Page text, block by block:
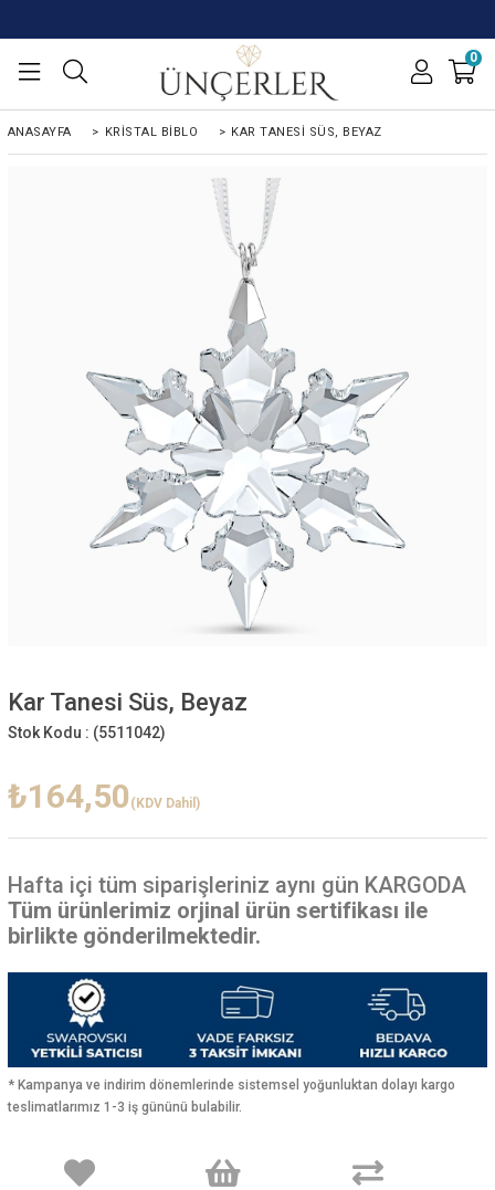
0
ANASAYFA > KRISTAL BIBLO > KAR TANESI SÜS, BEYAZ
Kar Tanesi Süs, Beyaz
Stok Kodu : (5511042)
₺164,50 (KDV Dahil)
Hafta içi tüm siparişleriniz aynı gün KARGODA
Tüm ürünlerimiz orjinal ürün sertifikası ile
birlikte gönderilmektedir.
* Kampanya ve indirim dönemlerinde sistemsel yoğunluktan dolayı kargo
teslimatlarımız 1-3 iş gününü bulabilir.